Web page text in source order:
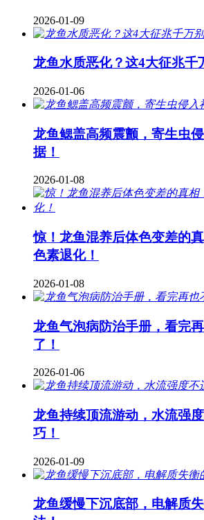
2026-01-09
龙鱼水质恶化？这4大征兆千
2026-01-06
龙鱼鳃盖高频震颤，寄生虫
据！
2026-01-08
惊！龙鱼混养后体色变差的
色素退化！
2026-01-08
龙鱼气泡病防治手册，看完
了！
2026-01-06
龙鱼持续顶流游动，水流强
巧！
2026-01-09
龙鱼缓慢下沉底部，电解质